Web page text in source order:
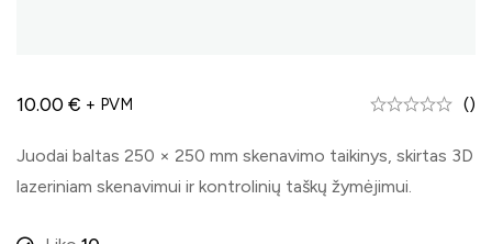
10.00 € + PVM ()
Juodai baltas 250 × 250 mm skenavimo taikinys, skirtas 3D
lazeriniam skenavimui ir kontrolinių taškų žymėjimui.